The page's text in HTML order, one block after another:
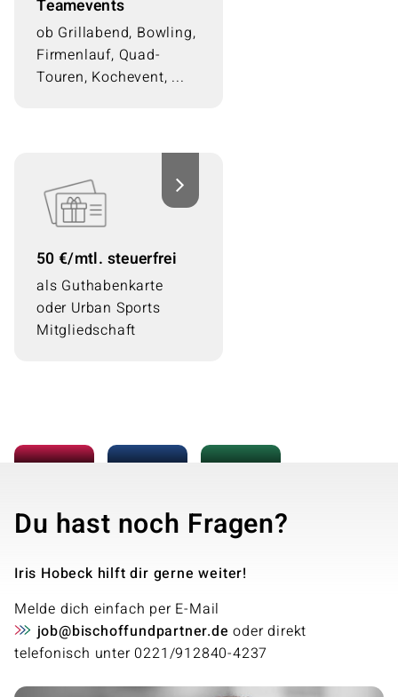
Teamevents
ob Grillabend, Bowling,
Firmenlauf, Quad-
Touren, Kochevent, ...
Sommerfeste, Familien-
Bastel-Nachmittage,
Büro-Frühstück oder
Team-Lunch: wir
kommen zusammen.
50 €/mtl. steuerfrei
als Guthabenkarte
oder Urban Sports
Mitgliedschaft
50 €/mtl. steuerfrei
Daneben bieten wir
weitere Zuschüsse
beispielsweise für Kita,
Fahrtkosten usw.
Du hast noch Fragen?
Iris Hobeck hilft dir gerne weiter!
Melde dich einfach per E-Mail
job@bischoffundpartner.de oder direkt
telefonisch unter 0221/912840-4237